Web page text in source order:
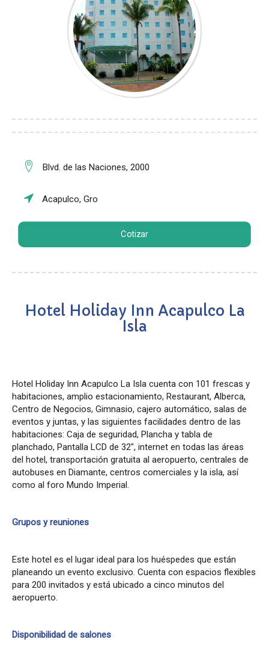
Blvd. de las Naciones, 2000
Acapulco, Gro
Cotizar
Hotel Holiday Inn Acapulco La
Isla
Hotel Holiday Inn Acapulco La Isla cuenta con 101 frescas y
habitaciones, amplio estacionamiento, Restaurant, Alberca,
Centro de Negocios, Gimnasio, cajero automático, salas de
eventos y juntas, y las siguientes facilidades dentro de las
habitaciones: Caja de seguridad, Plancha y tabla de
planchado, Pantalla LCD de 32", internet en todas las áreas
del hotel, transportación gratuita al aeropuerto, centrales de
autobuses en Diamante, centros comerciales y la isla, así
como al foro Mundo Imperial.
Grupos y reuniones
Este hotel es el lugar ideal para los huéspedes que están
planeando un evento exclusivo. Cuenta con espacios flexibles
para 200 invitados y está ubicado a cinco minutos del
aeropuerto.
Disponibilidad de salones